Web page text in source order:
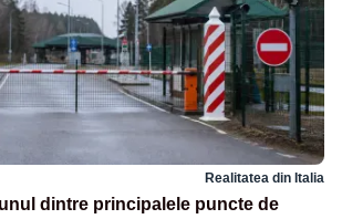
Realitatea din Italia
dintre principalele puncte de